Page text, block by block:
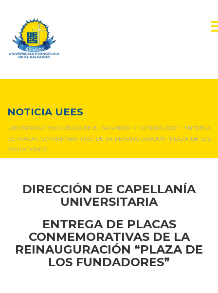
NOTICIA UEES
UNIVERSIDAD EVANGÉLICA DE EL SALVADOR > NOTICIAS 2022> ENTREGA
DE PLACAS CONMEMORATIVAS DE LA REINAUGURACIÓN “PLAZA DE LOS
FUNDADORES”
DIRECCIÓN DE CAPELLANÍA
UNIVERSITARIA
ENTREGA DE PLACAS
CONMEMORATIVAS DE LA
REINAUGURACIÓN “PLAZA DE
LOS FUNDADORES”